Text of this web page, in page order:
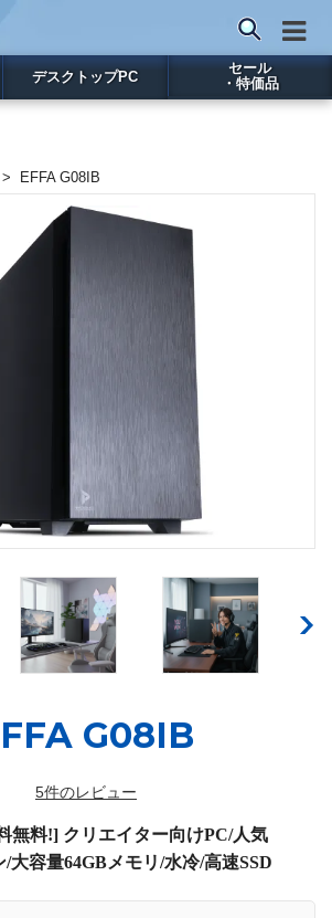
デスクトップPC
セール
・特価品
EFFA G08IB
G08IB
5件のレビュー
無料!] クリエイター向けPC/人気
大容量64GBメモリ/水冷/高速SSD